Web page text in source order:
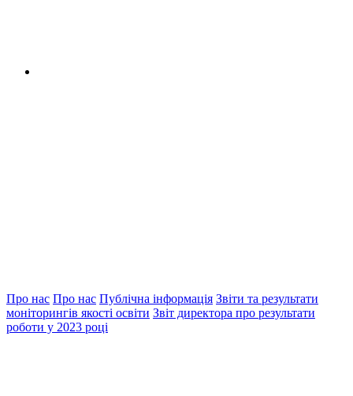
Про нас Про нас Публічна інформація Звіти та результати
моніторингів якості освіти Звіт директора про результати
роботи у 2023 році